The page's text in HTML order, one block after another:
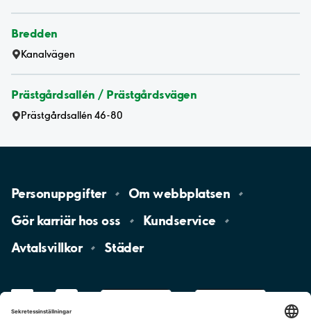
Bredden
Kanalvägen
Prästgårdsallén / Prästgårdsvägen
Prästgårdsallén 46-80
Personuppgifter Omwebbplatsen
Gör karriär hososs
Kundservice
Avtalsvillkor
Städer